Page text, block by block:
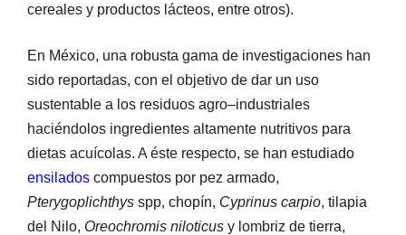
cereales y productos lácteos, entre otros).
En México, una robusta gama de investigaciones han
sido reportadas, con el objetivo de dar un uso
sustentable a los residuos agro–industriales
haciéndolos ingredientes altamente nutritivos para
dietas acuícolas. A éste respecto, se han estudiado
ensilados compuestos por pez armado,
Pterygoplichthys spp, chopín, Cyprinus carpio, tilapia
del Nilo, Oreochromis niloticus y lombriz de tierra,